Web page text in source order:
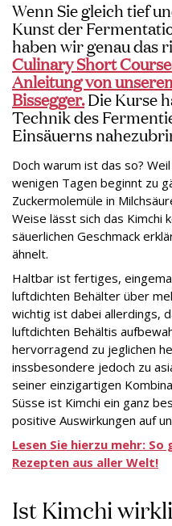
Wenn Sie gleich tief
Kunst der
haben wir genau das
Culinary Short
Anleitung von
Bissegger.Die Kurse
Technik des
Einsäuerns
Doch warum ist das so?
wenigen Tagen beginnt zu
Zuckermolemüle in
Weise lässt sich das Kimchi
säuerlichen Geschmack
ähnelt.
Haltbar ist fertiges,
luftdichten Behälter über
wichtig ist dabei allerdings,
luftdichten Behältis
hervorragend zu jeglichen
inssbesondere jedoch zu
seiner einzigartigen
Süsse ist Kimchi ein ganz
positive Auswirkungen auf
Lesen Sie hierzu mehr:
Rezepten aus aller Welt!
Ist Kimchi